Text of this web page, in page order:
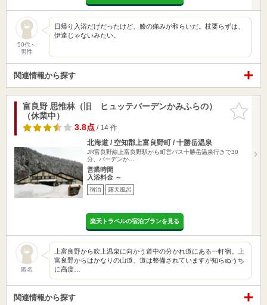
50代～
男性
日帰り入浴だげだったけど、膝の痛みが和らいだ。杖要らずは、
伊達じゃないみたい。
関連情報から探す
お気に入
りに追加
富良野 思惟林（旧 ヒュッテバーデンかみふらの）
（休業中）
3.8点/ 14 件
北海道 / 空知郡上富良野町 / 十勝岳温泉
JR富良野線上富良野駅から町営バス十勝岳温泉行きで30
分、バーデンか…
営業時間
入浴料金 ～
宿泊 露天風呂
楽天トラベルの宿泊プランを見る
匿名
上富良野から吹上温泉に向かう道中の分かれ道にある一軒宿。上
富良野からはかなりの山道、道は整備されていますが知らぬうち
に高度…
関連情報から探す